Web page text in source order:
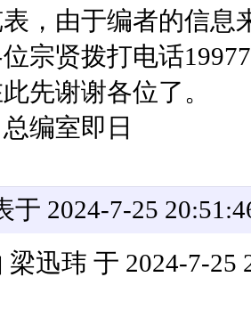
，由于编者的信息
宗贤拨打电话
先谢谢各位了。
编室即日
于 2024-7-25
迅玮 于 2024-7-25